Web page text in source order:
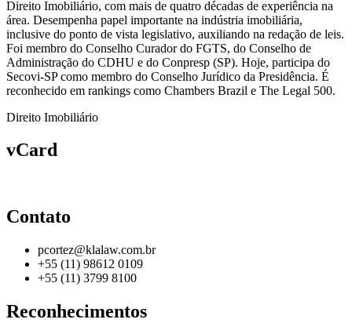
Direito Imobiliário, com mais de quatro décadas de experiência na
área. Desempenha papel importante na indústria imobiliária,
inclusive do ponto de vista legislativo, auxiliando na redação de leis.
Foi membro do Conselho Curador do FGTS, do Conselho de
Administração do CDHU e do Conpresp (SP). Hoje, participa do
Secovi-SP como membro do Conselho Jurídico da Presidência. É
reconhecido em rankings como Chambers Brazil e The Legal 500.
Direito Imobiliário
vCard
Contato
pcortez@klalaw.com.br
+55 (11) 98612 0109
+55 (11) 3799 8100
Reconhecimentos